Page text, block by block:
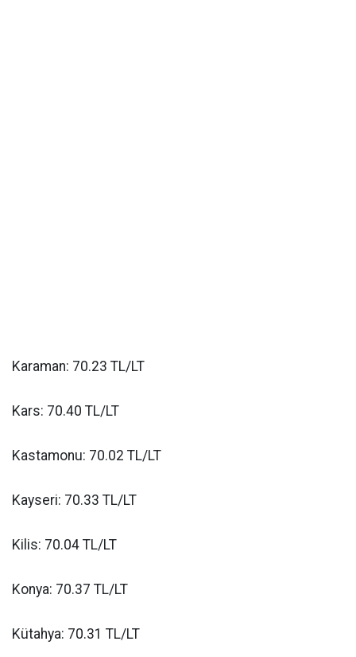
Karaman: 70.23 TL/LT
Kars: 70.40 TL/LT
Kastamonu: 70.02 TL/LT
Kayseri: 70.33 TL/LT
Kilis: 70.04 TL/LT
Konya: 70.37 TL/LT
Kütahya: 70.31 TL/LT